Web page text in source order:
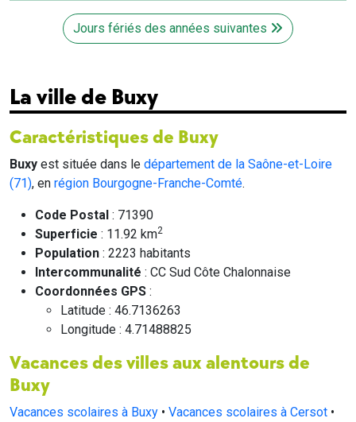
Jours fériés des années suivantes
La ville de Buxy
Caractéristiques de Buxy
Buxy est située dans le département de la Saône-et-Loire
(71), en région Bourgogne-Franche-Comté.
Code Postal : 71390
Superficie : 11.92 km2
Population : 2223 habitants
Intercommunalité : CC Sud Côte Chalonnaise
Coordonnées GPS :
Latitude : 46.7136263
Longitude : 4.71488825
Vacances des villes aux alentours de
Buxy
Vacances scolaires à Buxy • Vacances scolaires à Cersot •